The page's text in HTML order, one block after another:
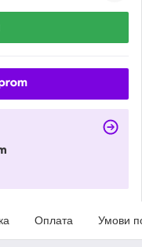
Оплата Умови